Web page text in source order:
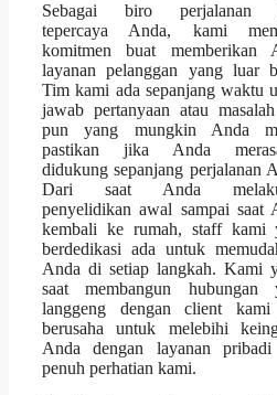
Sebagai biro perjalanan
tepercaya Anda, kami
komitmen buat memberikan
layanan pelanggan yang luar
Tim kami ada sepanjang waktu
jawab pertanyaan atau
pun yang mungkin Anda
pastikan jika Anda
didukung sepanjang perjalanan
Dari saat Anda
penyelidikan awal sampai saat
kembali ke rumah, staff kami
berdedikasi ada untuk
Anda di setiap langkah. Kami
saat membangun hubungan
langgeng dengan client kami
berusaha untuk melebihi
Anda dengan layanan pribadi
penuh perhatian kami.